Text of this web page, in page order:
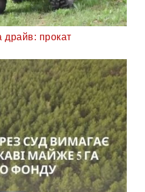
драйв: прокат